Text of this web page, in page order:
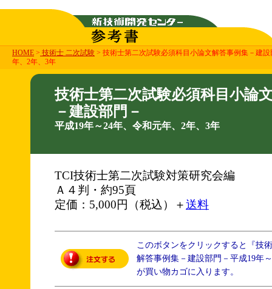
HOME > 技術士 二次試験 > 技術士第二次試験必須科目小論文解答事例集－建
年、2年、3年
技術士第二次試験必須科目小論
－建設部門－
平成19年～24年、令和元年、2年、3年
TCI技術士第二次試験対策研究会編
Ａ４判・約95頁
定価：5,000円（税込）＋送料
このボタンをクリックすると『技
解答事例集－建設部門－平成19年
が買い物カゴに入ります。